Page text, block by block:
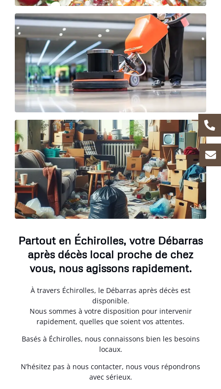
Partout en Échirolles, votre Débarras
après décès local proche de chez
vous, nous agissons rapidement.
À travers Échirolles, le Débarras après décès est
disponible.
Nous sommes à votre disposition pour intervenir
rapidement, quelles que soient vos attentes.
Basés à Échirolles, nous connaissons bien les besoins
locaux.
N’hésitez pas à nous contacter, nous vous répondrons
avec sérieux.